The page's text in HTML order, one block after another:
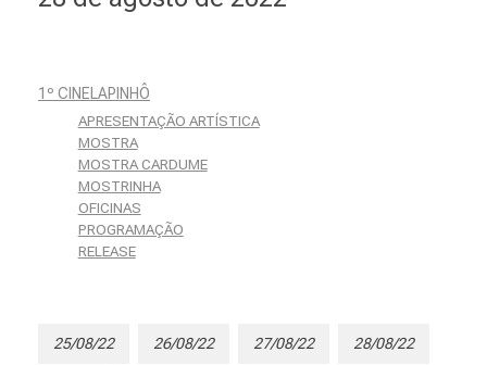
1º CINELAPINHÔ
APRESENTAÇÃO ARTÍSTICA
MOSTRA
MOSTRA CARDUME
MOSTRINHA
OFICINAS
PROGRAMAÇÃO
RELEASE
25/08/22 26/08/22 27/08/22 28/08/22